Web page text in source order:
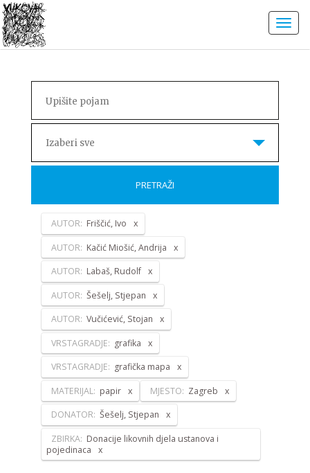
Izaberi sve
PRETRAŽI
AUTOR: Friščić, Ivo
AUTOR: Kačić Miošić, Andrija
AUTOR: Labaš, Rudolf
AUTOR: Šešelj, Stjepan
AUTOR: Vučićević, Stojan
VRSTAGRADJE: grafika
VRSTAGRADJE: grafička mapa
MATERIJAL: papir MJESTO: Zagreb
DONATOR: Šešelj, Stjepan
ZBIRKA: Donacije likovnih djela ustanova i
pojedinaca